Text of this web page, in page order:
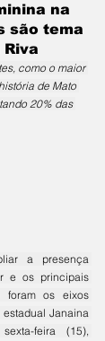
na
são tema
como o maior
de Mato
20% das
e os principais
foram os eixos
Janaina
feira (15),